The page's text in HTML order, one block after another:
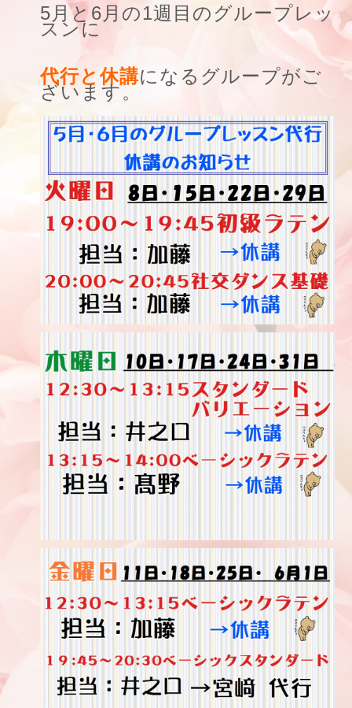
5月と6月の1週目のグループレッ
スンに
代行と休講になるグループがご
ざいます。